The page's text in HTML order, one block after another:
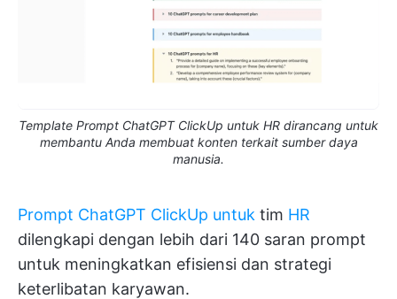
Template Prompt ChatGPT ClickUp untuk HR dirancang untuk
membantu Anda membuat konten terkait sumber daya
manusia.
Prompt ChatGPT ClickUp untuk tim HR
dilengkapi dengan lebih dari 140 saran prompt
untuk meningkatkan efisiensi dan strategi
keterlibatan karyawan.